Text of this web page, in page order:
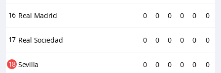
16 Real Madrid 0 0 0 0 0 0
17 Real Sociedad 0 0 0 0 0 0
18 Sevilla 0 0 0 0 0 0